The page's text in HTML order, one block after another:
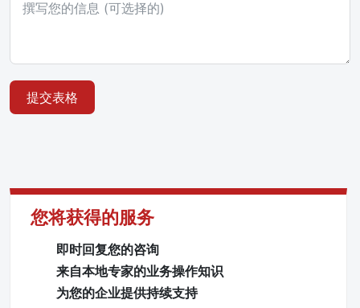
提交表格
您将获得的服务
即时回复您的咨询
来自本地专家的业务操作知识
为您的企业提供持续支持